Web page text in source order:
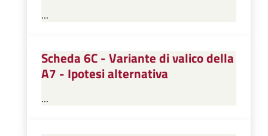
...
Scheda 6C - Variante di valico della
A7 - Ipotesi alternativa
...